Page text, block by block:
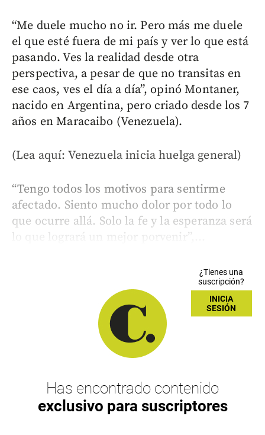
“Me duele mucho no ir. Pero más me duele
el que esté fuera de mi país y ver lo que está
pasando. Ves la realidad desde otra
perspectiva, a pesar de que no transitas en
ese caos, ves el día a día”, opinó Montaner,
nacido en Argentina, pero criado desde los 7
años en Maracaibo (Venezuela).
(Lea aquí: Venezuela inicia huelga general)
“Tengo todos los motivos para sentirme
afectado. Siento mucho dolor por todo lo
que ocurre allá. Solo la fe y la esperanza será
lo que logrará un mejor porvenir”,...
¿Tienes una
suscripción?
INICIA
SESIÓN
Has encontrado contenido
exclusivo para suscriptores